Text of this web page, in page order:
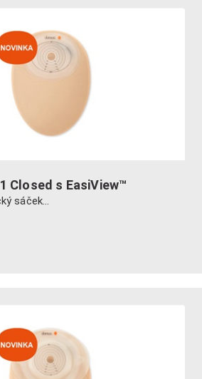
Closed s EasiView™
sáček...